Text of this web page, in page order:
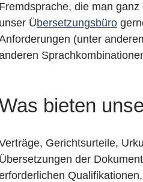
Fremdsprache, die man
unser Übersetzungsbüro
(unter
bieten
Gerichtsurteile,
Übersetzungen der